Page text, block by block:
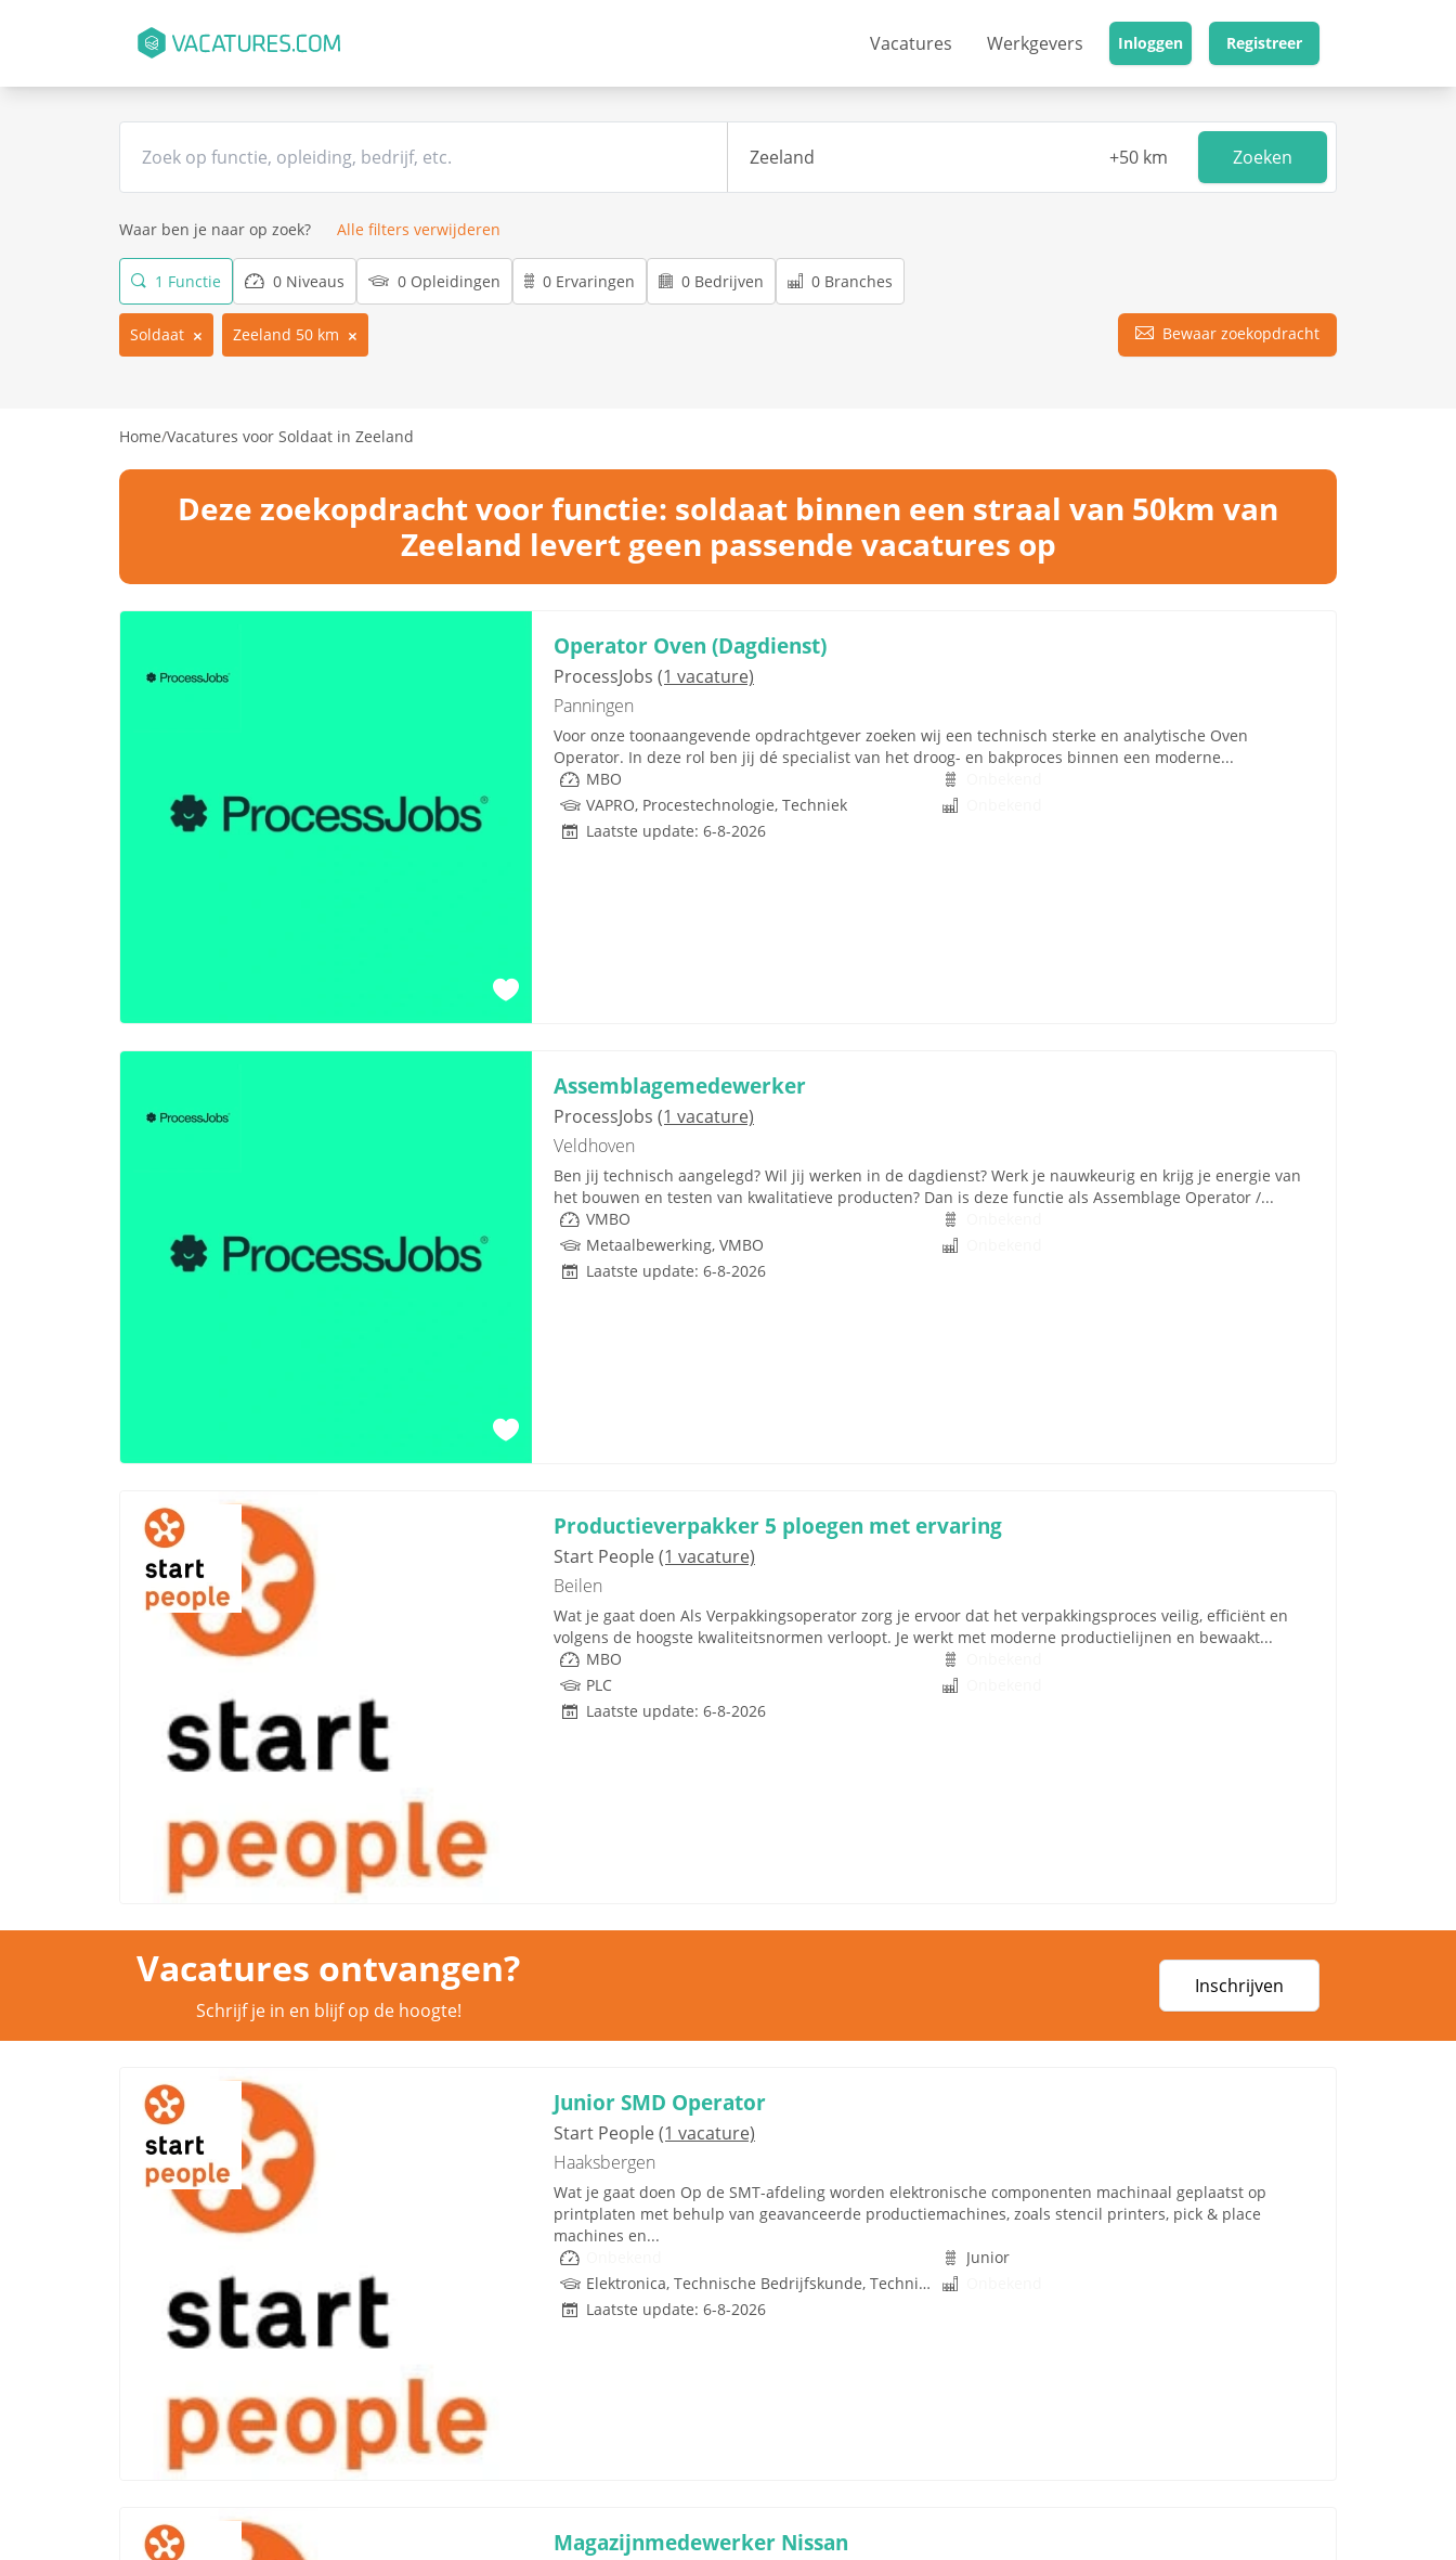
Vacatures Werkgevers Inloggen Registreer
Zoeken
Waar ben je naar op zoek? Alle filters verwijderen
1 Functie 0 Niveaus 0 Opleidingen 0 Ervaringen 0 Bedrijven 0 Branches
Soldaat Zeeland 50 km Bewaar zoekopdracht
Home/Vacatures voor Soldaat in Zeeland
Deze zoekopdracht voor functie: soldaat binnen een straal van 50km van
Zeeland levert geen passende vacatures op
Operator Oven (Dagdienst)
ProcessJobs (1 vacature)
Panningen
Voor onze toonaangevende opdrachtgever zoeken wij een technisch sterke en analytische Oven
Operator. In deze rol ben jij dé specialist van het droog- en bakproces binnen een moderne...
MBO
VAPRO, Procestechnologie, Techniek
Laatste update: 6-8-2026
Assemblagemedewerker
ProcessJobs (1 vacature)
Veldhoven
Ben jij technisch aangelegd? Wil jij werken in de dagdienst? Werk je nauwkeurig en krijg je energie van
het bouwen en testen van kwalitatieve producten? Dan is deze functie als Assemblage Operator /...
VMBO
Metaalbewerking, VMBO
Laatste update: 6-8-2026
Productieverpakker 5 ploegen met ervaring
Start People(1 vacature)
Beilen
Wat je gaat doen Als Verpakkingsoperator zorg je ervoor dat het verpakkingsproces veilig, efficiënt en
volgens de hoogste kwaliteitsnormen verloopt. Je werkt met moderne productielijnen en bewaakt...
MBO
PLC
Laatste update: 6-8-2026
Vacatures ontvangen?
Schrijf je in en blijf op de hoogte!
Inschrijven
Junior SMD Operator
Start People(1 vacature)
Haaksbergen
Wat je gaat doen Op de SMT-afdeling worden elektronische componenten machinaal geplaatst op
printplaten met behulp van geavanceerde productiemachines, zoals stencil printers, pick & place
machines en...
Junior
Elektronica, Technische Bedrijfskunde, Techniek
Laatste update: 6-8-2026
Magazijnmedewerker Nissan